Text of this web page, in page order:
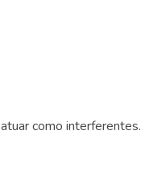
como interferentes.